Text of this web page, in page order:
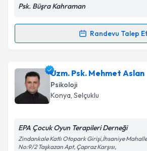
Kişisel verilerimin işlenmesine
kapsamda işlenmesini kabul
Psk. Büşra Kahraman
Randevu Talep Et
Randevu Takvimi Talebi
Psk. Büşra Kahramaniçin
oluşturun. Size bu uzmandan
takvim hazırlandığında e-posta ile
Uzm. Psk. Mehmet Aslan
Psikoloji
Konya, Selçuklu
EPA Çocuk Oyun Terapileri Derneği
Zindankale Katlı Otopark Girişi,İhsaniye
No:9/2 Taşkazan Apt, Çapraz Karşısı,